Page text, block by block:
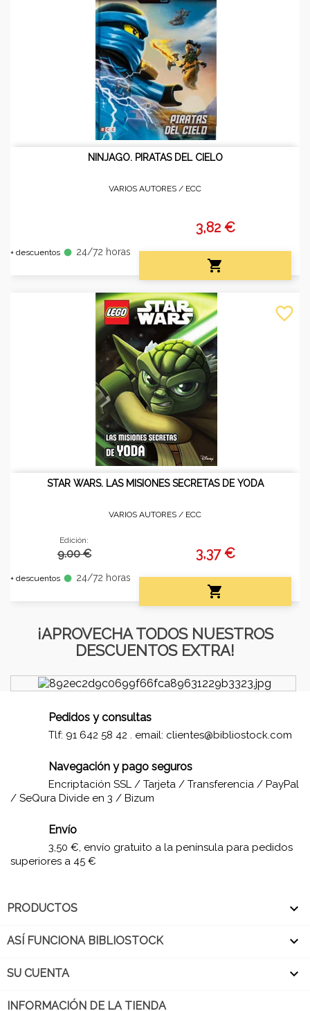
NINJAGO. PIRATAS DEL CIELO
VARIOS AUTORES / ECC
+ descuentos fiber_manual_record 24/72 horas
3,82 €

STAR WARS. LAS MISIONES SECRETAS DE YODA
VARIOS AUTORES / ECC
Edición:
9.00 €
+ descuentos fiber_manual_record 24/72 horas
3,37 €

favorite_border
¡APROVECHA TODOS NUESTROS
DESCUENTOS EXTRA!
Pedidos y consultas
Tlf: 91 642 58 42 . email: clientes@bibliostock.com
Navegación y pago seguros
Encriptación SSL / Tarjeta / Transferencia / PayPal
/ SeQura Divide en 3 / Bizum
Envío
3,50 €, envío gratuito a la península para pedidos
superiores a 45 €
PRODUCTOS 
ASÍ FUNCIONA BIBLIOSTOCK 
SU CUENTA 
INFORMACIÓN DE LA TIENDA